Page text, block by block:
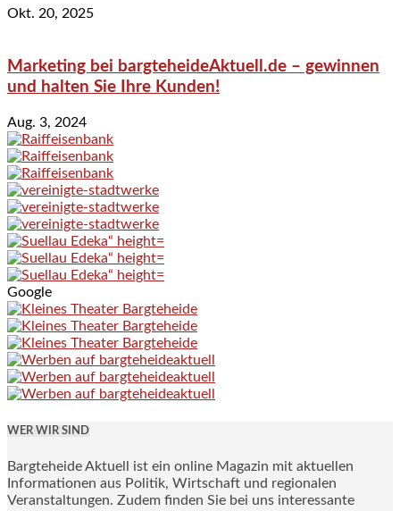
Okt. 20, 2025
Marketing bei bargteheideAktuell.de – gewinnen
und halten Sie Ihre Kunden!
Aug. 3, 2024
Google
WER WIR SIND
Bargteheide Aktuell ist ein online Magazin mit aktuellen
Informationen aus Politik, Wirtschaft und regionalen
Veranstaltungen. Zudem finden Sie bei uns interessante